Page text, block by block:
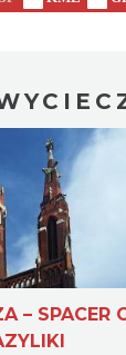
– SPACER